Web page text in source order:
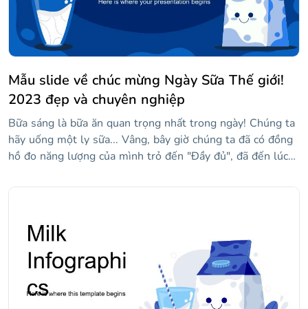
Mẫu slide về chúc mừng Ngày Sữa Thế giới!
2023 đẹp và chuyên nghiệp
Bữa sáng là bữa ăn quan trọng nhất trong ngày! Chúng ta
hãy uống một ly sữa... Vâng, bây giờ chúng ta đã có đồng
hồ đo năng lượng của mình trỏ đến "Đầy đủ", đã đến lúc
này rất cần thiết cho nhiều người và số lượng hình minh
nó! Thiết kế hữu cơ này sử dụng các hình dạng lượn sóng
và bảng màu bao gồm các màu xanh lam khác nhau.